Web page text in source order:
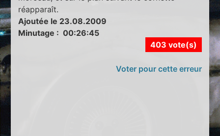
réapparaît.
Ajoutée le 23.08.2009
Minutage : 00:26:45
403 vote(s)
Voter pour cette erreur